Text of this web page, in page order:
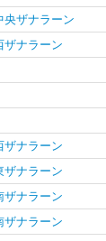
央ザナラーン
ザナラーン
ザナラーン
ザナラーン
ザナラーン
ザナラーン